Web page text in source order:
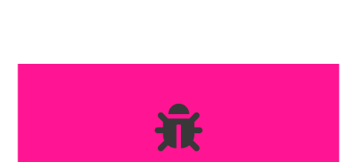
